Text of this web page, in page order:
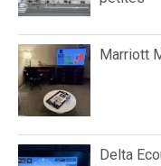
Marriott
Delta